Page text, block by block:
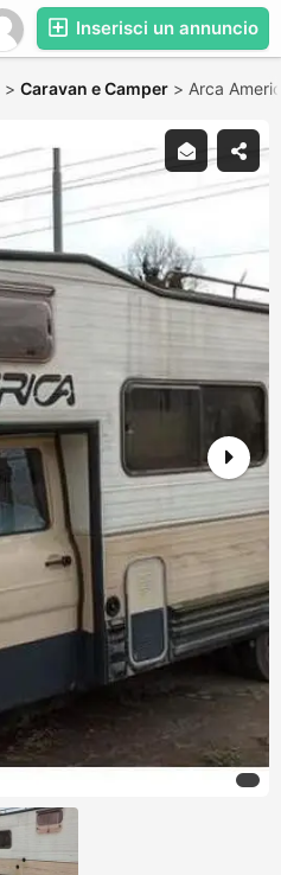
Inserisci un annuncio
> Caravan e Camper > Arca